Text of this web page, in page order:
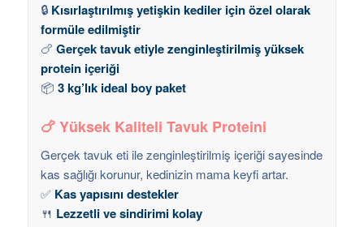
🔒 Kısırlaştırılmış yetişkin kediler için özel olarak
formüle edilmiştir
🍗 Gerçek tavuk etiyle zenginleştirilmiş yüksek
protein içeriği
📦 3 kg’lık ideal boy paket
🍗Yüksek Kaliteli Tavuk Proteini
Gerçek tavuk eti ile zenginleştirilmiş içeriği sayesinde
kas sağlığı korunur, kedinizin mama keyfi artar.
✅ Kas yapısını destekler
🍴 Lezzetli ve sindirimi kolay